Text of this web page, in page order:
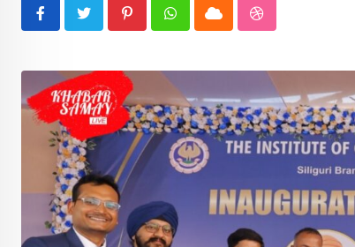
PinterestWhatsappCloud StumbleUpon